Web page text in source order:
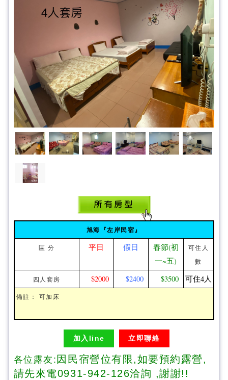
旭海『左岸民宿』
區 分 平日 假日
春節(初
一~五)
可住人
數
四人套房 $2000 $2400 $3500 可住4人
備註： 可加床
加入line 立即聯絡
各位露友: 因民宿營位有限,如要預約露營,
請先來電0931-942-126洽詢 ,謝謝!!